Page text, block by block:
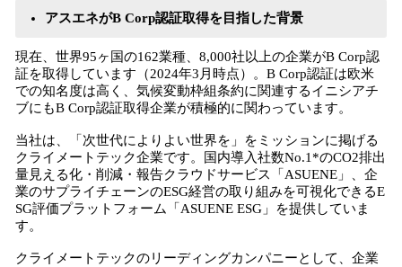
アスエネがB Corp認証取得を目指した背景
現在、世界95ヶ国の162業種、8,000社以上の企業がB Corp認
証を取得しています（2024年3月時点）。B Corp認証は欧米
での知名度は高く、気候変動枠組条約に関連するイニシアチ
ブにもB Corp認証取得企業が積極的に関わっています。
当社は、「次世代によりよい世界を」をミッションに掲げる
クライメートテック企業です。国内導入社数No.1*のCO2排出
量見える化・削減・報告クラウドサービス「ASUENE」、企
業のサプライチェーンのESG経営の取り組みを可視化できるE
SG評価プラットフォーム「ASUENE ESG」を提供していま
す。
クライメートテックのリーディングカンパニーとして、企業